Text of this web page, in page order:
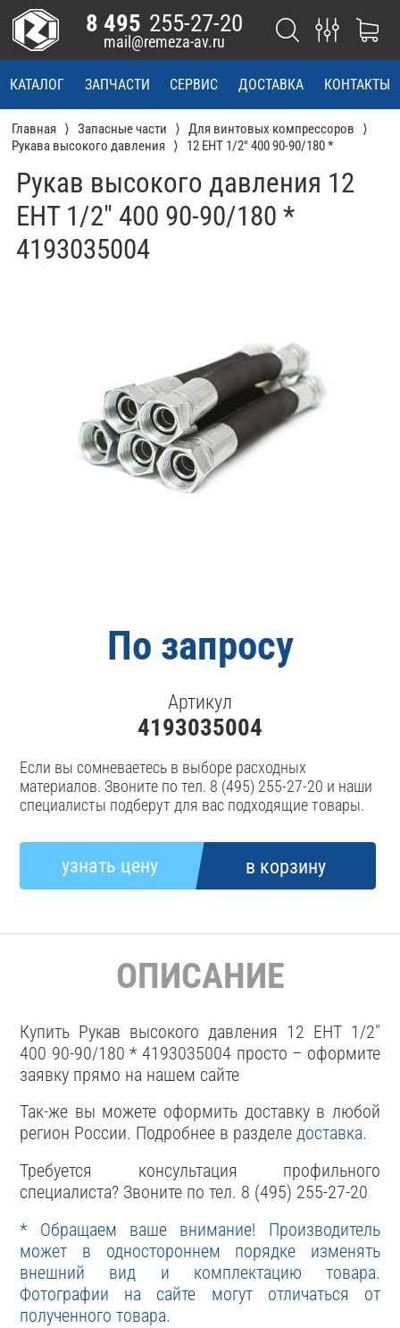
КАТАЛОГ ЗАПЧАСТИ СЕРВИС ДОСТАВКА КОНТАКТЫ
8 495 255-27-20
mail@remeza-av.ru
Главная Запасные части
Для винтовых компрессоров
Рукава высокого давления
12 EHT 1/2" 400 90-90/180 *
Рукав высокого давления 12
EHT 1/2" 400 90-90/180 *
4193035004
По запросу
Артикул
4193035004
Если вы сомневаетесь в выборе расходных
материалов. Звоните по тел. 8 (495) 255-27-20 и наши
специалисты подберут для вас подходящие товары.
ОПИСАНИЕ
Купить Рукав высокого давления 12 EHT 1/2"
400 90-90/180 * 4193035004 просто – оформите
заявку прямо на нашем сайте
Так-же вы можете оформить доставку в любой
регион России. Подробнее в разделедоставка.
Требуется консультация профильного
специалиста? Звоните по тел. 8 (495) 255-27-20
* Обращаем ваше внимание! Производитель
может в одностороннем порядке изменять
внешний вид и комплектацию товара.
Фотографии на сайте могут отличаться от
полученного товара.